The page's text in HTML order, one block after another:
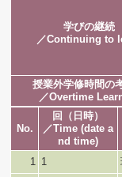
学びの継続
／Continuing to
授業外学修時間の
／Overtime
No.
回（日時）
／Time (date a
nd time)
1 1